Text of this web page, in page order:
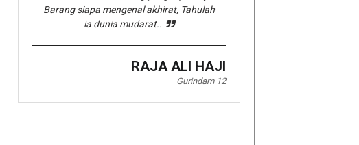
Barang siapa mengenal akhirat, Tahulah
ia dunia mudarat..
RAJA ALI HAJI
Gurindam 12